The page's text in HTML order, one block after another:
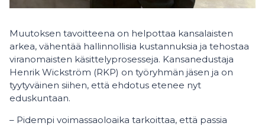
Muutoksen tavoitteena on helpottaa kansalaisten
arkea, vähentää hallinnollisia kustannuksia ja tehostaa
viranomaisten käsittelyprosesseja. Kansanedustaja
Henrik Wickström (RKP) on työryhmän jäsen ja on
tyytyväinen siihen, että ehdotus etenee nyt
eduskuntaan.
– Pidempi voimassaoloaika tarkoittaa, että passia